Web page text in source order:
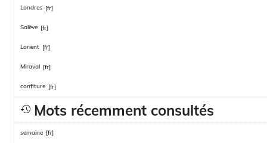
Londres [fr]
Salève [fr]
Lorient [fr]
Miraval [fr]
confiture [fr]
Mots récemment consultés
semaine [fr]